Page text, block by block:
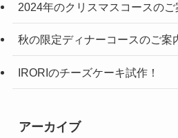
2024年のクリスマスコースのご
秋の限定ディナーコースのご
IRORIのチーズケーキ試作！
アーカイブ